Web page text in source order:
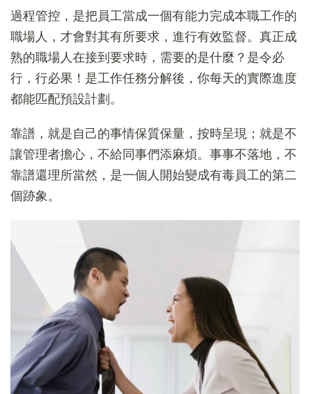
過程管控，是把員工當成一個有能力完成本職工作的
職場人，才會對其有所要求，進行有效監督。真正成
熟的職場人在接到要求時，需要的是什麼？是令必
行，行必果！是工作任務分解後，你每天的實際進度
都能匹配預設計劃。
靠譜，就是自己的事情保質保量，按時呈現；就是不
讓管理者擔心，不給同事們添麻煩。事事不落地，不
靠譜還理所當然，是一個人開始變成有毒員工的第二
個跡象。